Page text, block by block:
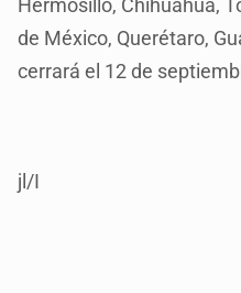
Hermosillo, Chihuahua,
de México, Querétaro,
cerrará el 12 de
jl/I